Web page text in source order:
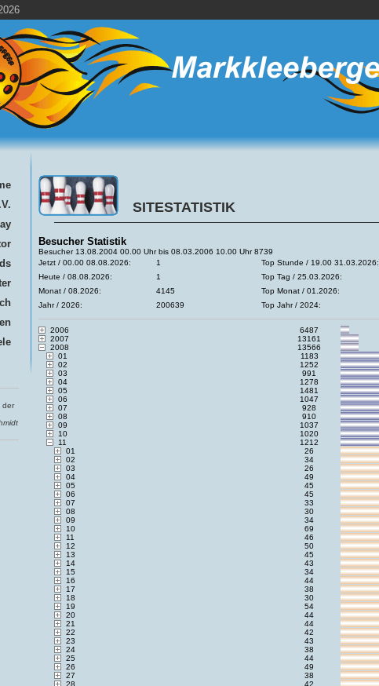
der
SITESTATISTIK
Besucher Statistik
Besucher 13.08.2004 00.00 Uhr bis 08.03.2006 10.00 Uhr 8739
Jetzt / 00.00 08.08.2026:
1 Top Stunde / 19.00 31.03.2026:
Heute / 08.08.2026:
1 Top Tag / 25.03.2026:
Monat / 08.2026:
4145 Top Monat / 01.2026:
Jahr / 2026:
200639 Top Jahr / 2024:
2006
6487
2007
13161
2008
13566
01
1183
02
1252
03
991
04
1278
05
1481
06
1047
07
928
08
910
09
1037
10
1020
11
1212
01
26
02
34
03
26
04
49
05
45
06
45
07
33
08
30
09
34
10
69
11
46
12
50
13
45
14
43
15
34
16
44
17
38
18
30
19
54
20
44
21
44
22
42
23
43
24
38
25
44
26
49
27
38
28
42